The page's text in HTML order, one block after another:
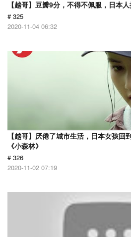
【越哥】豆瓣9分，不得不佩服，日本
# 325
2020-11-04 06:32
【越哥】厌倦了城市生活，日本女孩回
《小森林》
# 326
2020-11-02 07:19